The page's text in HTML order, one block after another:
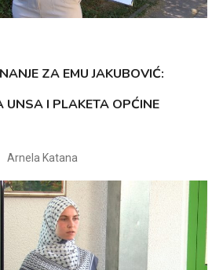
ZA EMU JAKUBOVIĆ:
UNSA I PLAKETA OPĆINE
Arnela Katana